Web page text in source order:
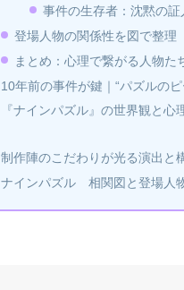
事件の生存者：沈黙の証
登場人物の関係性を図で整理
まとめ：心理で繋がる人物た
10年前の事件が鍵｜“パズルの
『ナインパズル』の世界観と心
制作陣のこだわりが光る演出と
ナインパズル 相関図と登場人